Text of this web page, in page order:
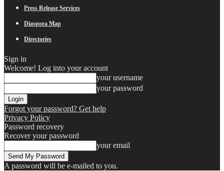
Press Release Services
Diaspora Map
Directories
Sign in
Welcome! Log into your account
your username
your password
Forgot your password? Get help
Privacy Policy
Password recovery
Recover your password
your email
A password will be e-mailed to you.